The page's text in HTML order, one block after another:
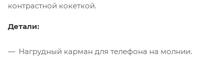
контрастной кокеткой.
Детали:
Нагрудный карман для телефона на молнии.